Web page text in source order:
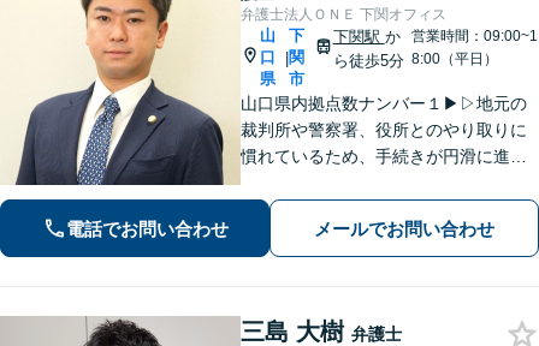
弁護士法人ＯＮＥ 下関オフィス
山
口
県
|
下
関
市
下関駅 か
ら徒歩5分
営業時間：09:00~1
8:00（平日）
山口県内拠点数ナンバー１▶︎▷地元の
裁判所や警察署、役所とのやり取りに
慣れているため、手続きが円滑に進み
ことで、仕事帰りや急な事態でも相談
に行きやすくなります。法律トラブル
は「地域密着」の当事務所にご相談く
ださい。
電話でお問い合わせ メールでお問い合わせ
三島 大樹 弁護士